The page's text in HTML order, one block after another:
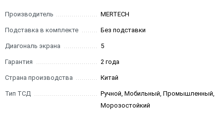
Производитель MERTECH
Подставка в комплекте Без подставки
Диагональ экрана 5
Гарантия 2 года
Страна производства Китай
Тип ТСД
Ручной, Мобильный, Промышленный,
Морозостойкий